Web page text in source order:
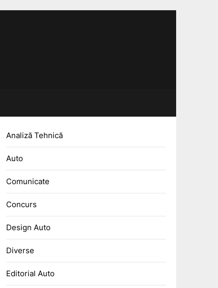
Analiză Tehnică
Auto
Comunicate
Concurs
Design Auto
Diverse
Editorial Auto